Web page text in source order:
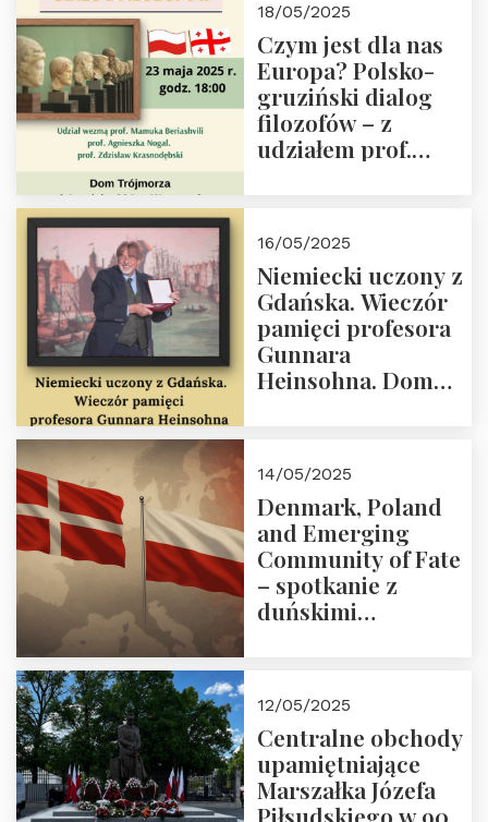
społeczny, członek
Kapituły Nagrody
im. Prezydenta
Lecha
Kaczyńskiego.
Wielki autorytet.
18/05/2025
Czym jest dla nas
Europa? Polsko-
gruziński dialog
filozofów – z
udziałem prof.
Dom Trójmorza 23
maja 2025 r. godz.
18:00.
16/05/2025
Niemiecki uczony z
Gdańska. Wieczór
pamięci profesora
Gunnara
Heinsohna. Dom
14/05/2025
Denmark, Poland
and Emerging
Community of Fate
– spotkanie z
duńskimi
12/05/2025
Centralne obchody
upamiętniające
Marszałka Józefa
Piłsudskiego w 90.